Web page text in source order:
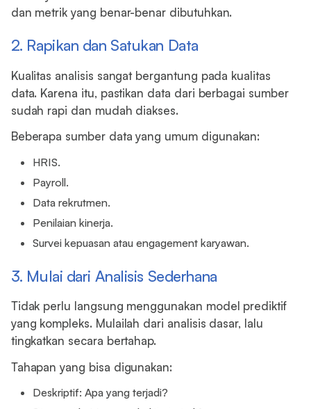
dan metrik yang benar-benar dibutuhkan.
2. Rapikan dan Satukan Data
Kualitas analisis sangat bergantung pada kualitas
data. Karena itu, pastikan data dari berbagai sumber
sudah rapi dan mudah diakses.
Beberapa sumber data yang umum digunakan:
HRIS.
Payroll.
Data rekrutmen.
Penilaian kinerja.
Survei kepuasan atau engagement karyawan.
3. Mulai dari Analisis Sederhana
Tidak perlu langsung menggunakan model prediktif
yang kompleks. Mulailah dari analisis dasar, lalu
tingkatkan secara bertahap.
Tahapan yang bisa digunakan:
Deskriptif: Apa yang terjadi?